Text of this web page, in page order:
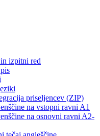
izpitni red
priseljencev (ZIP)
na vstopni ravni A1
na osnovni ravni A2-